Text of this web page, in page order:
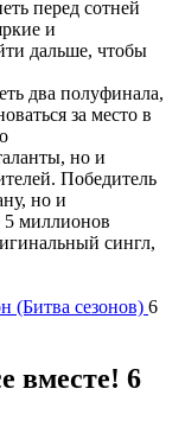
перед сотней
и
дальше, чтобы
два полуфинала,
за место в
но и
Победитель
но и
миллионов
сингл,
(Битва сезонов) 6
вместе! 6